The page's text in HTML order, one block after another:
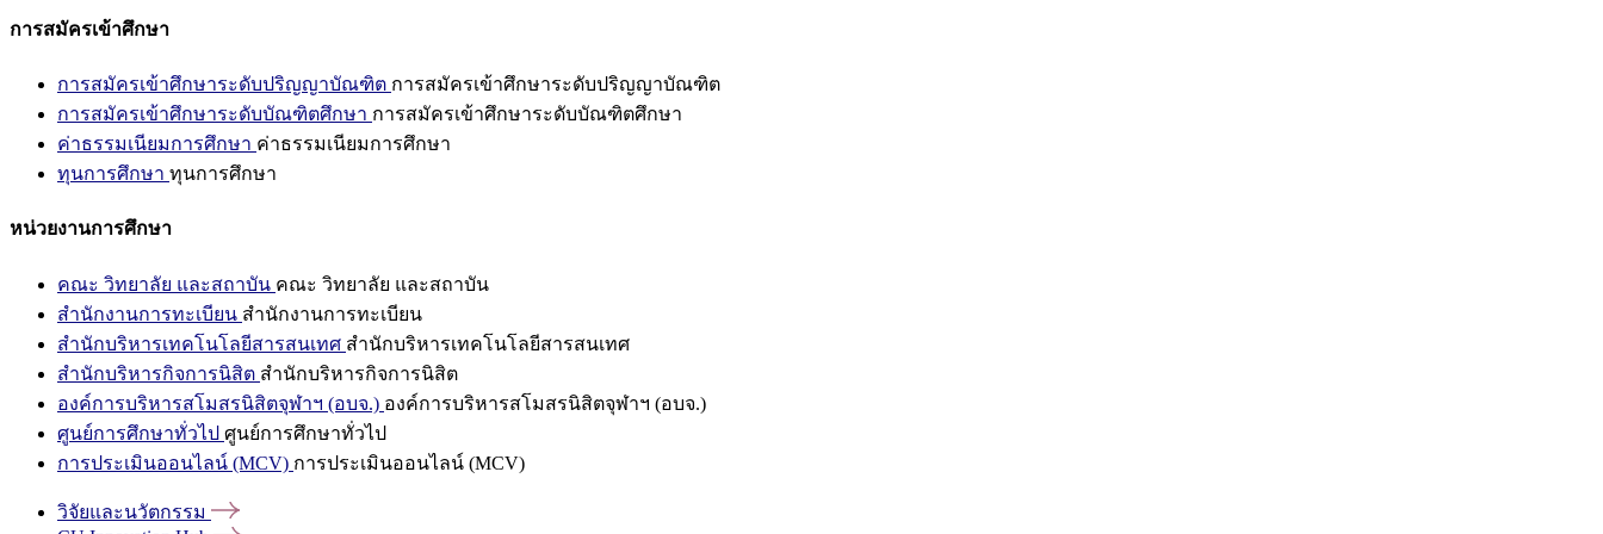
การสมัครเข้าศึกษา
การสมัครเข้าศึกษาระดับปริญญาบัณฑิต การสมัครเข้าศึกษาระดับปริญญาบัณฑิต
การสมัครเข้าศึกษาระดับบัณฑิตศึกษา การสมัครเข้าศึกษาระดับบัณฑิตศึกษา
ค่าธรรมเนียมการศึกษา ค่าธรรมเนียมการศึกษา
ทุนการศึกษา ทุนการศึกษา
หน่วยงานการศึกษา
คณะ วิทยาลัย และสถาบัน คณะ วิทยาลัย และสถาบัน
สำนักงานการทะเบียน สำนักงานการทะเบียน
สำนักบริหารเทคโนโลยีสารสนเทศ สำนักบริหารเทคโนโลยีสารสนเทศ
สำนักบริหารกิจการนิสิต สำนักบริหารกิจการนิสิต
องค์การบริหารสโมสรนิสิตจุฬาฯ (อบจ.) องค์การบริหารสโมสรนิสิตจุฬาฯ (อบจ.)
ศูนย์การศึกษาทั่วไป ศูนย์การศึกษาทั่วไป
การประเมินออนไลน์ (MCV) การประเมินออนไลน์ (MCV)
วิจัยและนวัตกรรม